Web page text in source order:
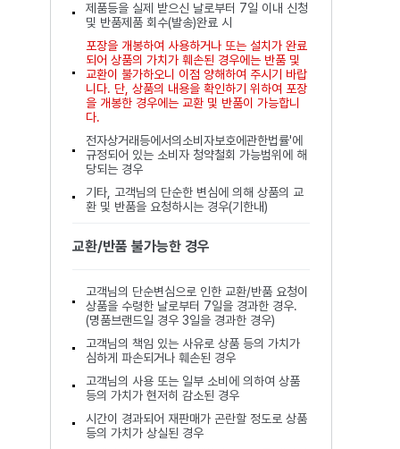
제품등을 실제 받으신 날로부터 7일 이내 신청
및 반품제품 회수(발송)완료 시
포장을 개봉하여 사용하거나 또는 설치가 완료
되어 상품의 가치가 훼손된 경우에는 반품 및
교환이 불가하오니 이점 양해하여 주시기 바랍
니다. 단, 상품의 내용을 확인하기 위하여 포장
을 개봉한 경우에는 교환 및 반품이 가능합니
다.
전자상거래등에서의소비자보호에관한법률'에
규정되어 있는 소비자 청약철회 가능범위에 해
당되는 경우
기타, 고객님의 단순한 변심에 의해 상품의 교
환 및 반품을 요청하시는 경우(기한내)
교환/반품 불가능한 경우
고객님의 단순변심으로 인한 교환/반품 요청이
상품을 수령한 날로부터 7일을 경과한 경우.
(명품브랜드일 경우 3일을 경과한 경우)
고객님의 책임 있는 사유로 상품 등의 가치가
심하게 파손되거나 훼손된 경우
고객님의 사용 또는 일부 소비에 의하여 상품
등의 가치가 현저히 감소된 경우
시간이 경과되어 재판매가 곤란할 정도로 상품
등의 가치가 상실된 경우